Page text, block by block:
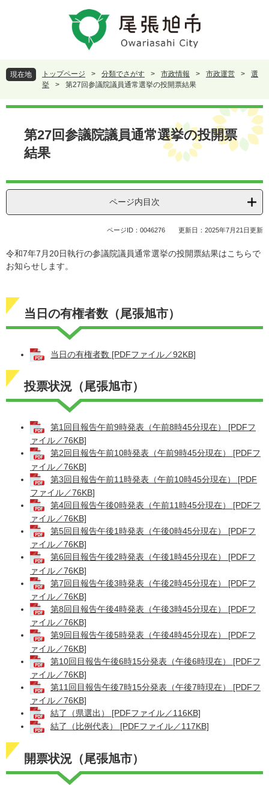
頭
で
。
飛
ば
て
現在地 トップページ > 分類でさがす > 市政情報 > 市政運営 >
選
挙
> 第27回参議院議員通常選挙の投開票結果
本
第27回参議院議員通常選挙の投開票
結果
ページ内目次
ページID：0046276 更新日：2025年7月21日更新
令和7年7月20日執行の参議院議員通常選挙の投開票結果はこちらで
お知らせします。
当日の有権者数（尾張旭市）
当日の有権者数 [PDFファイル／92KB]
投票状況（尾張旭市）
第1回目報告午前9時発表（午前8時45分現在） [PDFフ
ァイル／76KB]
第2回目報告午前10時発表（午前9時45分現在） [PDFフ
ァイル／76KB]
第3回目報告午前11時発表（午前10時45分現在） [PDF
ファイル／76KB]
第4回目報告午後0時発表（午前11時45分現在） [PDFフ
ァイル／76KB]
第5回目報告午後1時発表（午後0時45分現在） [PDFフ
ァイル／76KB]
第6回目報告午後2時発表（午後1時45分現在） [PDFフ
ァイル／76KB]
第7回目報告午後3時発表（午後2時45分現在） [PDFフ
ァイル／76KB]
第8回目報告午後4時発表（午後3時45分現在） [PDFフ
ァイル／76KB]
第9回目報告午後5時発表（午後4時45分現在） [PDFフ
ァイル／76KB]
第10回目報告午後6時15分発表（午後6時現在） [PDFフ
ァイル／76KB]
第11回目報告午後7時15分発表（午後7時現在） [PDFフ
ァイル／76KB]
結了（県選出） [PDFファイル／116KB]
結了（比例代表） [PDFファイル／117KB]
開票状況（尾張旭市）